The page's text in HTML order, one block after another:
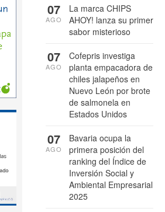
La marca CHIPS
AHOY! lanza su primer
sabor misterioso
07
AGO
Cofepris investiga
planta empacadora de
chiles jalapeños en
Nuevo León por brote
de salmonela en
Estados Unidos
07
AGO
Bavaria ocupa la
primera posición del
ranking del Índice de
Inversión Social y
Ambiental Empresarial
2025
07
AGO